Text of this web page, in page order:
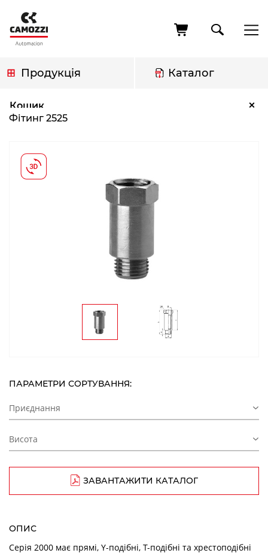
основного
вмісту
Продукція Каталог
Кошик ×
навіґації
Фітинг 2525
ПАРАМЕТРИ СОРТУВАННЯ:
Приєднання
Висота
ЗАВАНТАЖИТИ КАТАЛОГ
ОПИС
Серія 2000 має прямі, Y-подібні, Т-подібні та хрестоподібні